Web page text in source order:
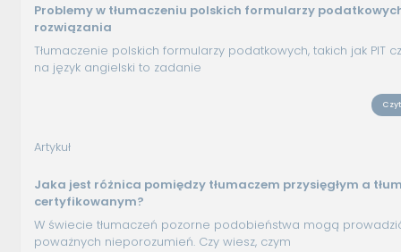
Problemy w tłumaczeniu polskich formularzy
rozwiązania
Tłumaczenie polskich formularzy podatkowych, takich jak PIT
na język angielski to zadanie
Artykuł
Jaka jest różnica pomiędzy tłumaczem przysięgłym a
certyfikowanym?
W świecie tłumaczeń pozorne podobieństwa mogą
poważnych nieporozumień. Czy wiesz, czym